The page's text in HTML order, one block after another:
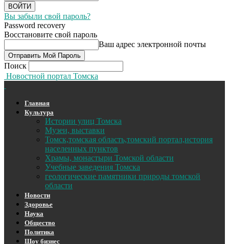
Вы забыли свой пароль?
Password recovery
Восстановите свой пароль
Ваш адрес электронной почты
Поиск
Новостной портал Томска
Главная
Культура
Истории улиц Томска
Музеи, выставки
Томск,томская область,томский портал,история
населенных пунктов
Храмы, монастыри Томской области
Учебные заведения Томска
геологические памятники природы томской
области
Новости
Здоровье
Наука
Общество
Политика
Шоу бизнес